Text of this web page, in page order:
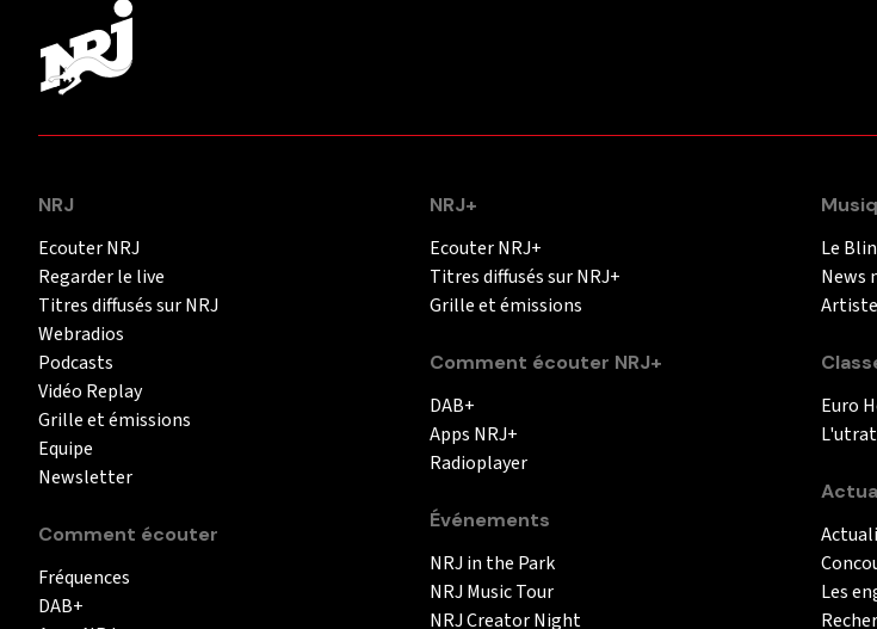
NRJ
Ecouter NRJ
Regarder le live
Titres diffusés sur NRJ
Webradios
Podcasts
Vidéo Replay
Grille et émissions
Equipe
Newsletter
Comment écouter
Fréquences
DAB+
NRJ+
Ecouter NRJ+
Titres diffusés sur NRJ+
Grille et émissions
Comment écouter NRJ+
DAB+
Apps NRJ+
Radioplayer
Événements
NRJ in the Park
NRJ Music Tour
NRJ Creator Night
Le
News
Euro
Les